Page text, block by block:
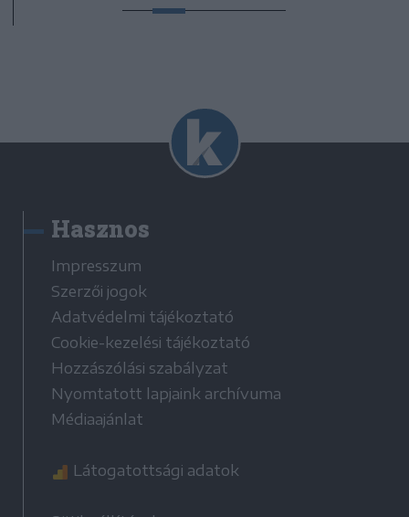
Hasznos
Impresszum
Szerzői jogok
Adatvédelmi tájékoztató
Cookie-kezelési tájékoztató
Hozzászólási szabályzat
Nyomtatott lapjaink archívuma
Médiaajánlat
Látogatottsági adatok